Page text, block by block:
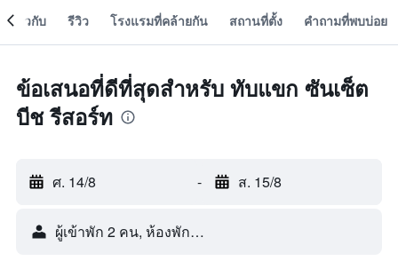
เกี่ยวกับ รีวิว โรงแรมที่คล้ายกัน สถานที่ตั้ง คำถามที่พบบ่อย
ข้อเสนอที่ดีที่สุดสำหรับ ทับแขก ซันเซ็ต
บีช รีสอร์ท
ศ. 14/8 - ส. 15/8
ผู้เข้าพัก 2 คน, ห้องพัก 1 ห้อง